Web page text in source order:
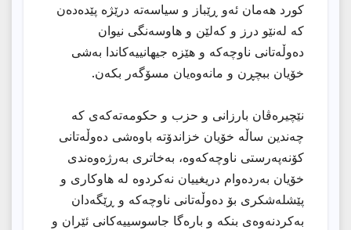
کورد هەمان ئەو ڕێباز و سیاسەتە درێژە پێدەدەن
کە لەنێو درز و کەلێن و هاوسەنگی نیوان
دەوڵەتانی ناوچەکە و هێزە جیهانییەکاندا بەشی
خۆیان ببچڕن و مانەوەیان مسۆگەر بکەن.
نێچیرەڤان بارزانی و حزب و حکومەتەکەی کە
چەندین ساڵە خۆیان خزاندۆتە باوەشی دەوڵەتانی
کۆنەپەرستی ناوچەکەوە، بەخاتری بەرژەوەندی
خۆیان بەردەوام دریغییان نەکردوە لە هاوکاری و
پێشلەشکری بۆ دەوڵەتانی ناوچەکە و ڕێگەدان
بەکردنەوەی بنکە و بارەگا جاسوسییەکانی ئێران و